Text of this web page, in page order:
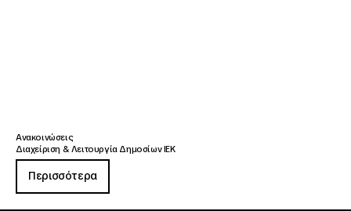
Ανακοινώσεις
Διαχείριση & Λειτουργία Δημοσίων ΙΕΚ
Περισσότερα